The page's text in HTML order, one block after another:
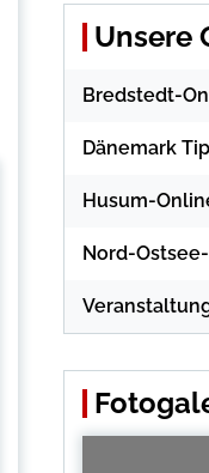
Unsere
Bredstedt-
Dänemark
Husum-
Nord-